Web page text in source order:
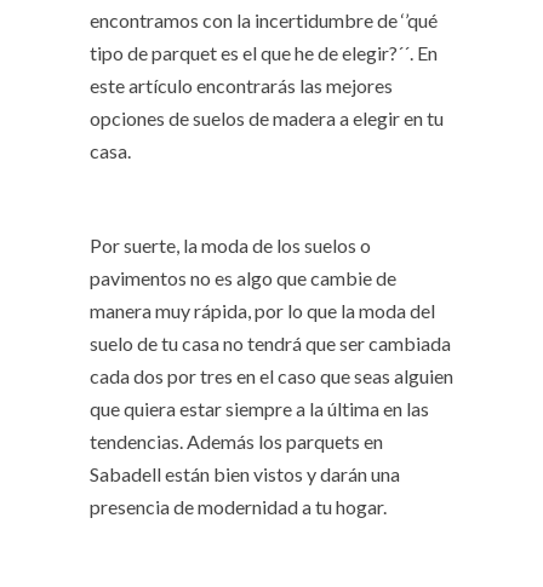
encontramos con la incertidumbre de ‘’qué
tipo de parquet es el que he de elegir?´´. En
este artículo encontrarás las mejores
opciones de suelos de madera a elegir en tu
casa.
Por suerte, la moda de los suelos o
pavimentos no es algo que cambie de
manera muy rápida, por lo que la moda del
suelo de tu casa no tendrá que ser cambiada
cada dos por tres en el caso que seas alguien
que quiera estar siempre a la última en las
tendencias. Además los parquets en
Sabadellestán bien vistos y darán una
presencia de modernidad a tu hogar.